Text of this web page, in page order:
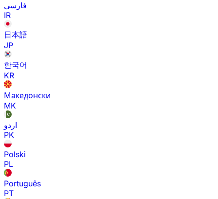
فارسی
IR
日本語
JP
한국어
KR
Македонски
MK
اردو
PK
Polski
PL
Português
PT